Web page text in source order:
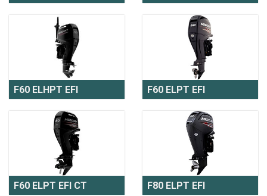
F60 ELHPT EFI F60 ELPT EFI
F60 ELPT EFI CT F80 ELPT EFI